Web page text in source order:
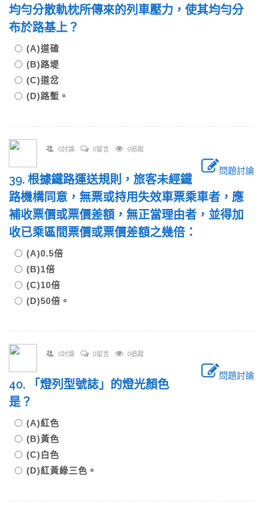
均勻分散軌枕所傳來的列車壓力，使其均勻分
布於路基上？
(A)道碴
(B)路堤
(C)道岔
(D)路塹。
0討論 0留言 0追蹤
問題討論
39. 根據鐵路運送規則，旅客未經鐵
路機構同意，無票或持用失效車票乘車者，應
補收票價或票價差額，無正當理由者，並得加
收已乘區間票價或票價差額之幾倍：
(A)0.5倍
(B)1倍
(C)10倍
(D)50倍。
0討論 0留言 0追蹤
問題討論
40. 「燈列型號誌」的燈光顏色
是？
(A)紅色
(B)黃色
(C)白色
(D)紅黃綠三色。